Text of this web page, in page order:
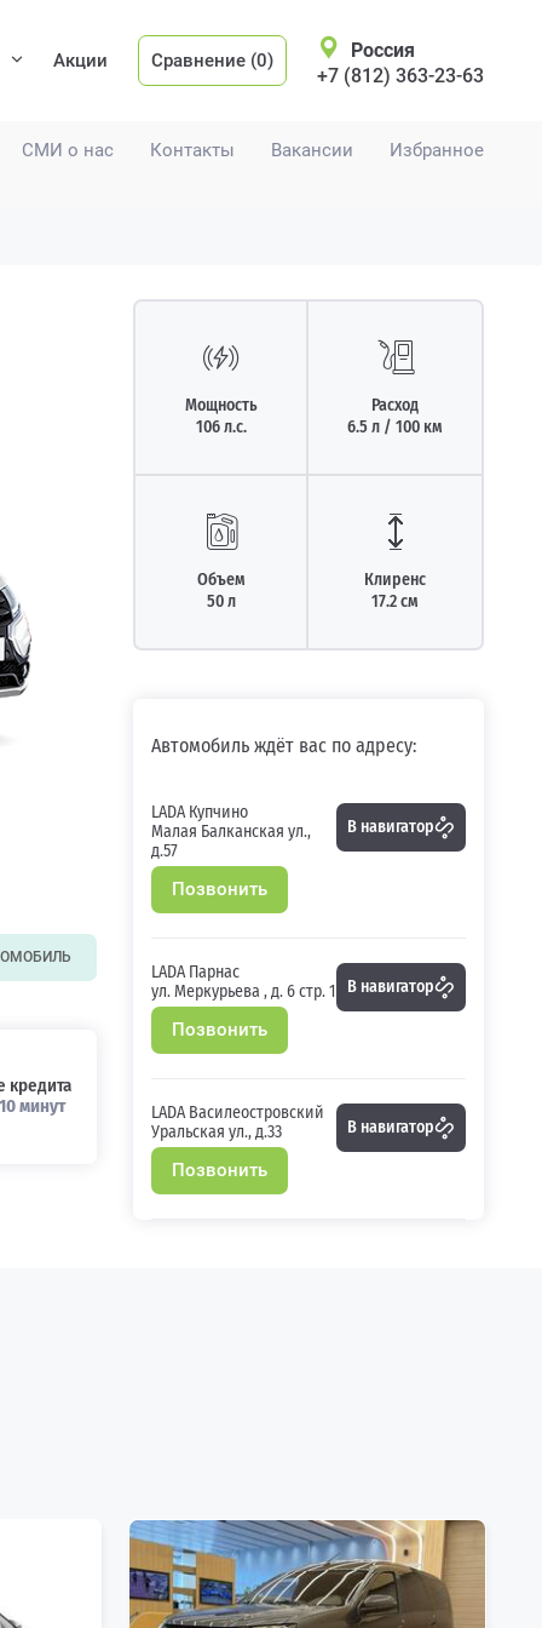
СМИ о нас Контакты Вакансии Избранное
Акции Сравнение (0)
Россия
+7 (812) 363-23-63
кредита
минут
Мощность
106 л.с.
Расход
6.5 л / 100 км
Объем
50 л
Клиренс
17.2 см
Автомобиль ждёт вас по адресу:
LADA Купчино
Малая Балканская ул.,
д.57
Позвонить
В навигатор
LADA Парнас
ул. Меркурьева , д. 6 стр. 1
Позвонить
В навигатор
LADA Василеостровский
Уральская ул., д.33
Позвонить
В навигатор
LADA Псков
Леона Поземского ул., д.
112
Позвонить
В навигатор